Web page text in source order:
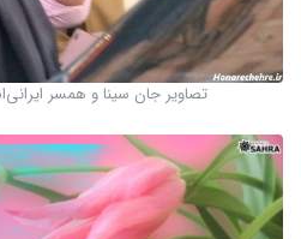
تصاویر جان سینا و همسر